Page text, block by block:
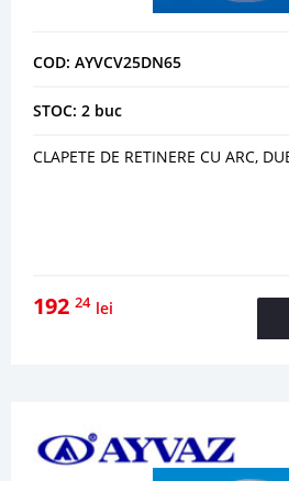
COD: AYVCV25DN65
STOC: 2 buc
CLAPETE DE RETINERE CU ARC,
192 24 lei